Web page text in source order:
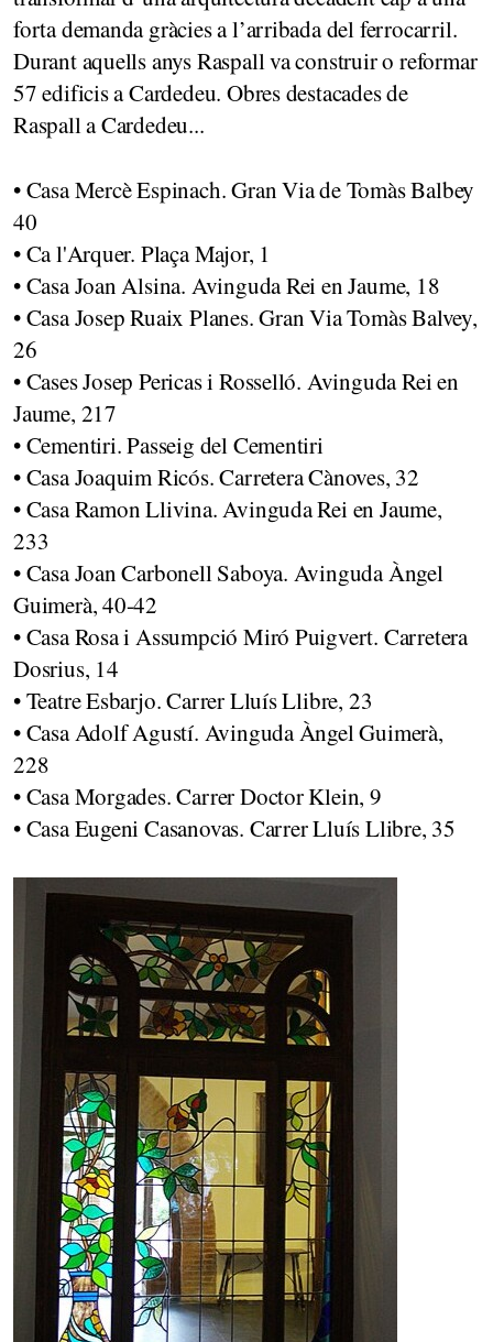
forta demanda gràcies a l’arribada del ferrocarril.
Durant aquells anys Raspall va construir o reformar
57 edificis a Cardedeu. Obres destacades de
Raspall a Cardedeu...
• Casa Mercè Espinach. Gran Via de Tomàs Balbey
40
• Ca l'Arquer. Plaça Major, 1
• Casa Joan Alsina. Avinguda Rei en Jaume, 18
• Casa Josep Ruaix Planes. Gran Via Tomàs Balvey,
26
• Cases Josep Pericas i Rosselló. Avinguda Rei en
Jaume, 217
• Cementiri. Passeig del Cementiri
• Casa Joaquim Ricós. Carretera Cànoves, 32
• Casa Ramon Llivina. Avinguda Rei en Jaume,
233
• Casa Joan Carbonell Saboya. Avinguda Àngel
Guimerà, 40-42
• Casa Rosa i Assumpció Miró Puigvert. Carretera
Dosrius, 14
• Teatre Esbarjo. Carrer Lluís Llibre, 23
• Casa Adolf Agustí. Avinguda Àngel Guimerà,
228
• Casa Morgades. Carrer Doctor Klein, 9
• Casa Eugeni Casanovas. Carrer Lluís Llibre, 35